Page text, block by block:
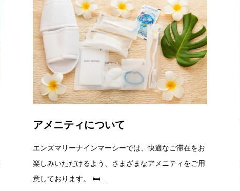
アメニティについて
エンズマリーナインマーシーでは、快適なご滞在をお
楽しみいただけるよう、さまざまなアメニティをご用
意しております。 🛏...